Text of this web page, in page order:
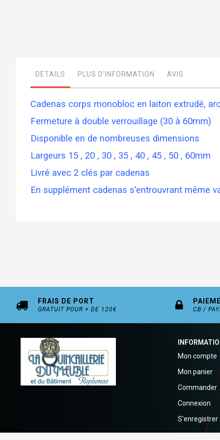
gallery
DETAILS
Cadenas corps monobloc en laiton extrudé,
Fermeture à double verrouillage (30 à 60mm)
Disponible en de nombreuses dimensions
Largeurs 15 , 20 , 30 , 35 , 40 , 45 , 50 , 60mm
Livré avec 2 clés par cadenas
En supplément cadenas s'entrouvrant même
PLUS D’INFORMATION AVIS
FRAIS DE PORT
GRATUIT POUR + DE 120€ CB /
Mon compte
Mon panier
Commander
Connexion
S'enregistrer